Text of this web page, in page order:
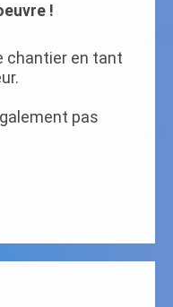
!
chantier en tant
pas